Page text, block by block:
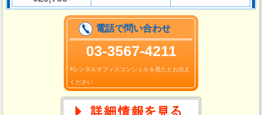
電話で問い合わせ
03-3567-4211
※レンタルオフィスコンシェルを見たとお伝え
ください